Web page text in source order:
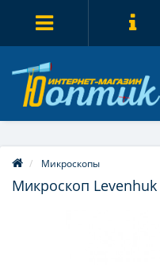
Микроскопы
Микроскоп Levenhuk